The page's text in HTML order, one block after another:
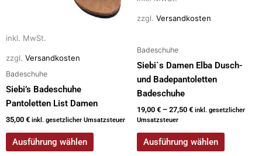
inkl. MwSt.
zzgl. Versandkosten
Badeschuhe
Siebi’s Badeschuhe
Pantoletten List Damen
35,00 € inkl. gesetzlicher Umsatzsteuer
Ausführung wählen
auf
Produktseite
gewählt
werden
zzgl. Versandkosten
Badeschuhe
Siebi`s Damen Elba Dusch-
und Badepantoletten
Badeschuhe
19,00 € – 27,50 € inkl. gesetzlicher
Umsatzsteuer
Ausführung wählen
können
der
Produktseite
gewählt
werden